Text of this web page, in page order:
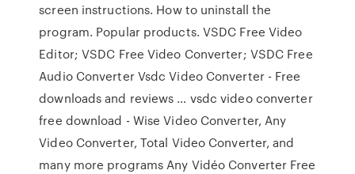
screen instructions. How to uninstall the
program. Popular products. VSDC Free Video
Editor; VSDC Free Video Converter; VSDC Free
Audio Converter Vsdc Video Converter - Free
downloads and reviews … vsdc video converter
free download - Wise Video Converter, Any
Video Converter, Total Video Converter, and
many more programs Any Vidéo Converter Free